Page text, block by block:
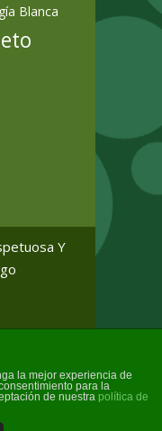
Blanca
Y
la mejor experiencia de
para la
de nuestra política de